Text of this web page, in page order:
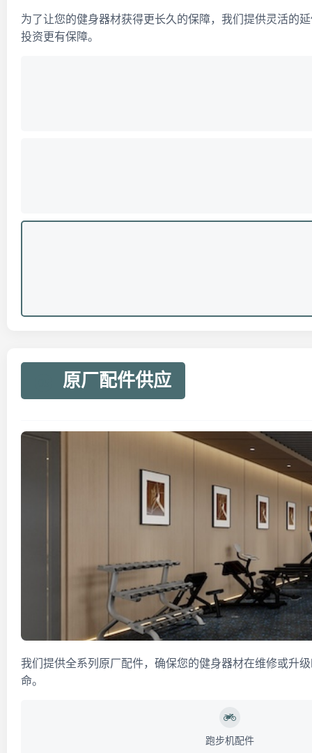
为了让您的健身器材获得更长久的保障，我们提供灵活的
投资更有保障。
原厂配件供应
我们提供全系列原厂配件，确保您的健身器材在维修或升
命。
跑步机配件